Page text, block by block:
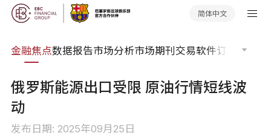
简体中文
金融焦点数据报告市场分析市场期刊交易软件订单流
俄罗斯能源出口受限 原油行情短线波
动
发布日期: 2025年09月25日